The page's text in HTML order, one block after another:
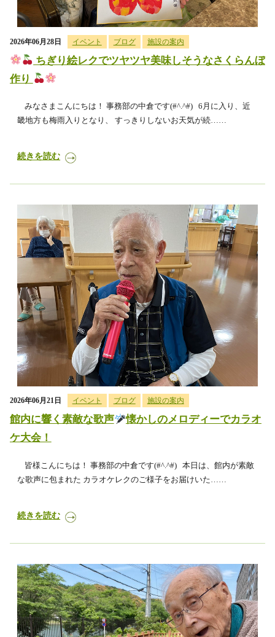
2026年06月28日 イベント ブログ 施設の案内
ちぎり絵レクでツヤツヤ美味しそうなさくらんぼ
作り
みなさまこんにちは！ 事務部の中倉です(#^.^#) 6月に入り、近
畿地方も梅雨入りとなり、 すっきりしないお天気が続……
続きを読む
2026年06月21日 イベント ブログ 施設の案内
館内に響く素敵な歌声
懐かしのメロディーでカラオ
ケ大会！
皆様こんにちは！ 事務部の中倉です(#^.^#) 本日は、館内が素敵
な歌声に包まれた カラオケレクのご様子をお届けいた……
続きを読む